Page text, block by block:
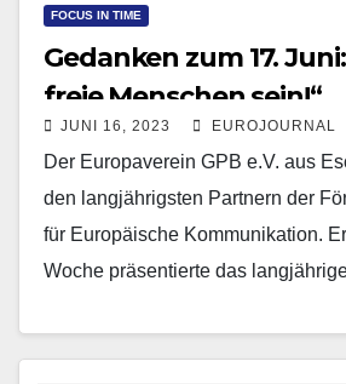
FOCUS IN TIME
Gedanken zum 17.
freie Menschen sein!“
JUNI 16, 2023 EUROJOURNAL
Der Europaverein GPB e.V. aus
den langjährigsten Partnern der
für Europäische Kommunikation.
Woche präsentierte das